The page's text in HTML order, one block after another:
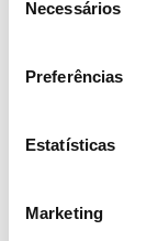
Necessários
Preferências
Estatísticas
Marketing
outro
a maioria
Tipos